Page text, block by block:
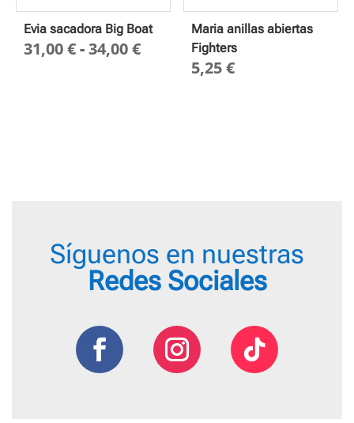
Evia sacadora Big Boat
31,00€-34,00€Rango
Maria anillas abiertas
Fighters
5,25€
Síguenos en nuestras
Redes Sociales